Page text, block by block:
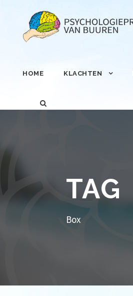
HOME KLACHTEN
TAG
Box